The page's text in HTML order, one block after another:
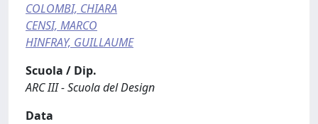
COLOMBI, CHIARA
CENSI, MARCO
HINFRAY, GUILLAUME
Scuola / Dip.
ARC III - Scuola del Design
Data